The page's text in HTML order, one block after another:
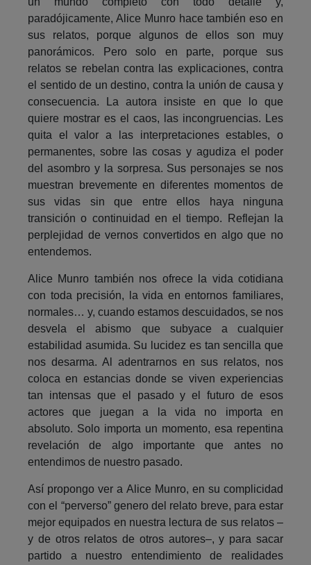
paradójicamente, Alice Munro hace también eso en
sus relatos, porque algunos de ellos son muy
panorámicos. Pero solo en parte, porque sus
relatos se rebelan contra las explicaciones, contra
el sentido de un destino, contra la unión de causa y
consecuencia. La autora insiste en que lo que
quiere mostrar es el caos, las incongruencias. Les
quita el valor a las interpretaciones estables, o
permanentes, sobre las cosas y agudiza el poder
del asombro y la sorpresa. Sus personajes se nos
muestran brevemente en diferentes momentos de
sus vidas sin que entre ellos haya ninguna
transición o continuidad en el tiempo. Reflejan la
perplejidad de vernos convertidos en algo que no
entendemos.
Alice Munro también nos ofrece la vida cotidiana
con toda precisión, la vida en entornos familiares,
normales… y, cuando estamos descuidados, se nos
desvela el abismo que subyace a cualquier
estabilidad asumida. Su lucidez es tan sencilla que
nos desarma. Al adentrarnos en sus relatos, nos
coloca en estancias donde se viven experiencias
tan intensas que el pasado y el futuro de esos
actores que juegan a la vida no importa en
absoluto. Solo importa un momento, esa repentina
revelación de algo importante que antes no
entendimos de nuestro pasado.
Así propongo ver a Alice Munro, en su complicidad
con el “perverso” genero del relato breve, para estar
mejor equipados en nuestra lectura de sus relatos –
y de otros relatos de otros autores–, y para sacar
partido a nuestro entendimiento de realidades